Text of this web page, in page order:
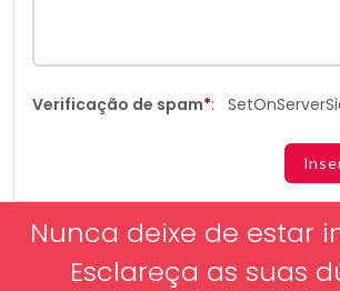
Verificação de spam*:
Nunca deixe de estar
Esclareça as suas